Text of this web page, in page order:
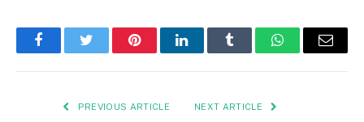
FacebookTwitter PinterestLinkedInTumblr WhatsAppEmail
PREVIOUS ARTICLE NEXT ARTICLE